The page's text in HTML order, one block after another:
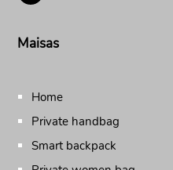
Maisas
Home
Private handbag
Smart backpack